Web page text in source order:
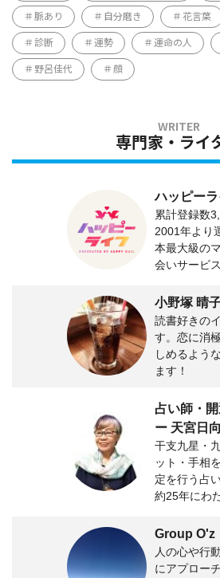
脈あり 自分磨き 花言葉
診断 運勢 運命の人
野呂佳代 顔
専門家・ライ
ハッピー
累計登録数
2001年より
本最大級の
会いサービ
小野塚 晴
読書好きの
す。恋に消
しめるよう
ます！
占い師・
ー 天宮日
干支九星・
ット・手相
定を行う占
約25年にわ
Group O'z
人の心や行
にアプロー